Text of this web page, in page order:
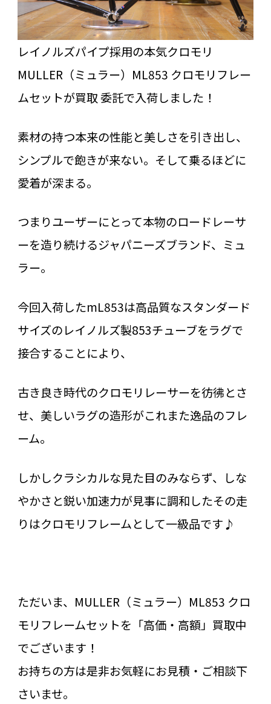
レイノルズパイプ採用の本気クロモリ
MULLER（ミュラー）ML853 クロモリフレー
ムセットが買取 委託で入荷しました！
素材の持つ本来の性能と美しさを引き出し、
シンプルで飽きが来ない。そして乗るほどに
愛着が深まる。
つまりユーザーにとって本物のロードレーサ
ーを造り続けるジャパニーズブランド、ミュ
ラー。
今回入荷したmL853は高品質なスタンダード
サイズのレイノルズ製853チューブをラグで
接合することにより、
古き良き時代のクロモリレーサーを彷彿とさ
せ、美しいラグの造形がこれまた逸品のフレ
ーム。
しかしクラシカルな見た目のみならず、しな
やかさと鋭い加速力が見事に調和したその走
りはクロモリフレームとして一級品です♪
ただいま、MULLER（ミュラー）ML853 クロ
モリフレームセットを「高価・高額」買取中
でございます！
お持ちの方は是非お気軽にお見積・ご相談下
さいませ。